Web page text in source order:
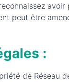
peut être
:
de Réseau